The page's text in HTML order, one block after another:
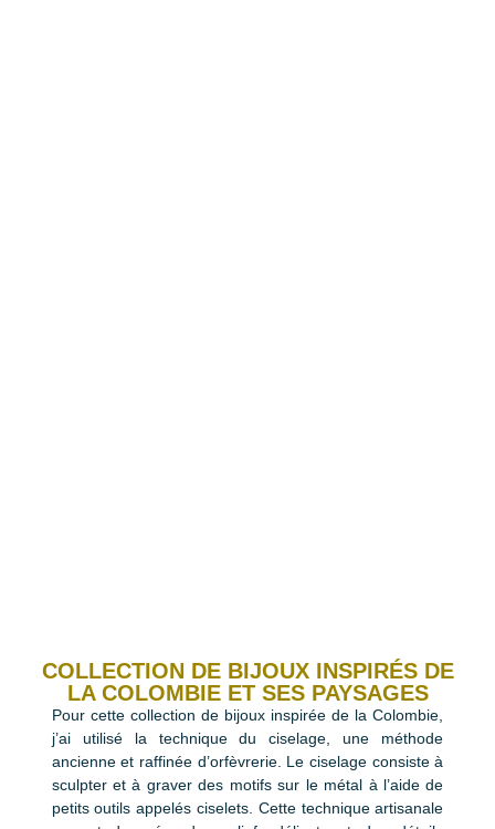
COLLECTION DE BIJOUX INSPIRÉS DE
LA COLOMBIE ET SES PAYSAGES
Pour cette collection de bijoux inspirée de la Colombie,
j’ai utilisé la technique du ciselage, une méthode
ancienne et raffinée d’orfèvrerie. Le ciselage consiste à
sculpter et à graver des motifs sur le métal à l’aide de
petits outils appelés ciselets. Cette technique artisanale